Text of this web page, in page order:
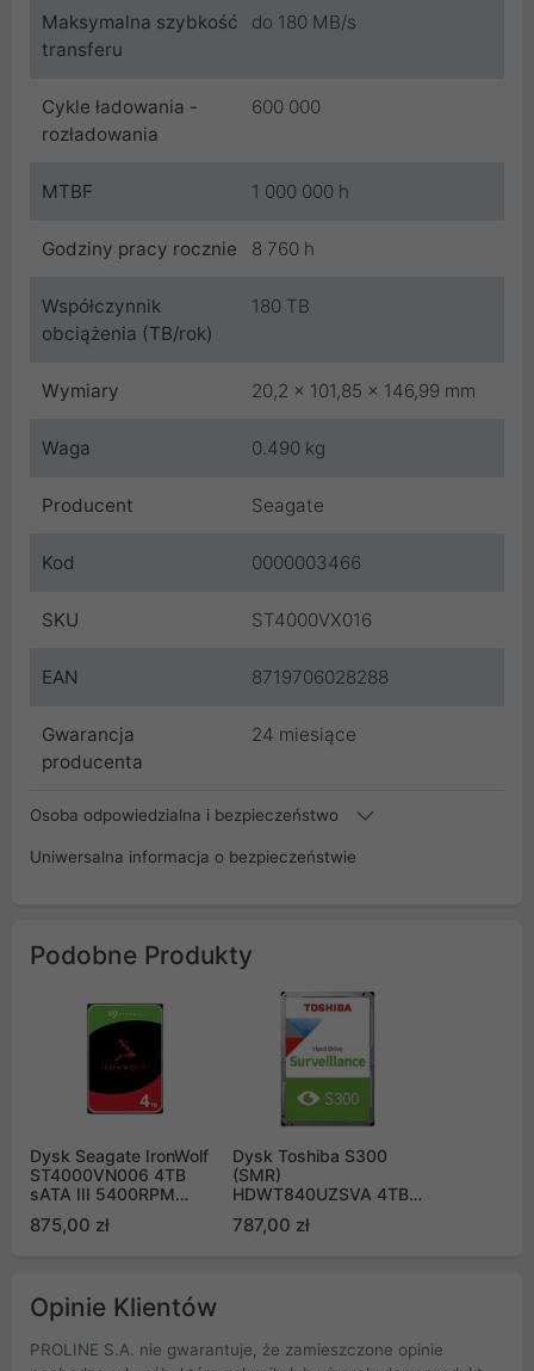
Maksymalna szybkość
transferu
do 180 MB/s
Cykle ładowania -
rozładowania
600 000
MTBF 1 000 000 h
Godziny pracy rocznie 8 760 h
Współczynnik
obciążenia (TB/rok)
180 TB
Wymiary 20,2 x 101,85 x 146,99 mm
Waga 0.490 kg
Producent Seagate
Kod 0000003466
SKU ST4000VX016
EAN 8719706028288
Gwarancja
producenta
24 miesiące
Osoba odpowiedzialna i bezpieczeństwo
Uniwersalna informacja o bezpieczeństwie
Podobne Produkty
Dysk Seagate IronWolf
ST4000VN006 4TB
sATA III 5400RPM
875,00 zł
Dysk Toshiba S300
(SMR)
HDWT840UZSVA 4TB
5400obr/min
787,00 zł
Opinie Klientów
PROLINE S.A. nie gwarantuje, że zamieszczone opinie